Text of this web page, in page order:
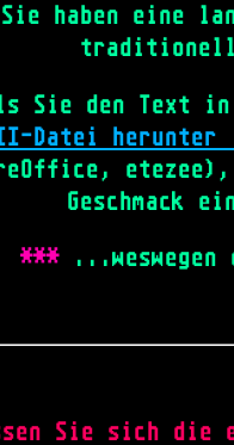
haben eine
Sie den Text in
Datei herunter
*** ...weswegen
Sie sich die